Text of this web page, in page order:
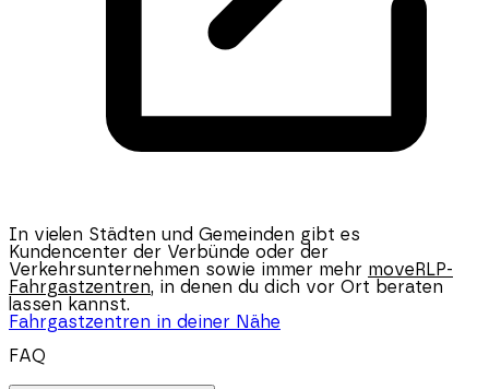
In vielen Städten und Gemeinden gibt es
Kundencenter der Verbünde oder der
Verkehrsunternehmen sowie immer mehr moveRLP-
Fahrgastzentren, in denen du dich vor Ort beraten
lassen kannst.
Fahrgastzentren in deiner Nähe
FAQ